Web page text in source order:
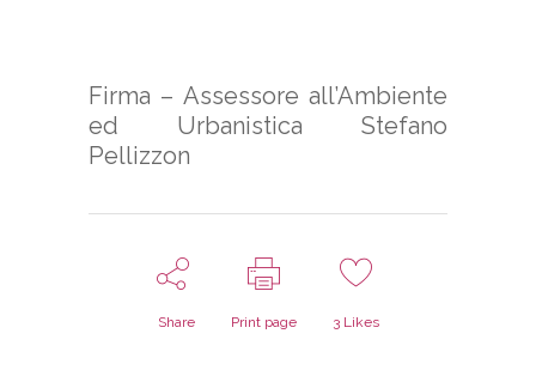
Firma – Assessore all’Ambiente
ed Urbanistica Stefano
Pellizzon
Share Print page 3 Likes